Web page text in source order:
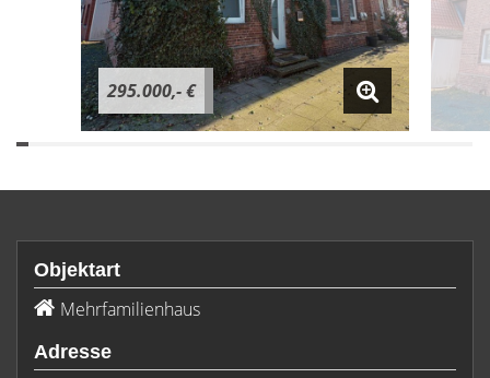
295.000,- €
Objektart
Mehrfamilienhaus
Adresse